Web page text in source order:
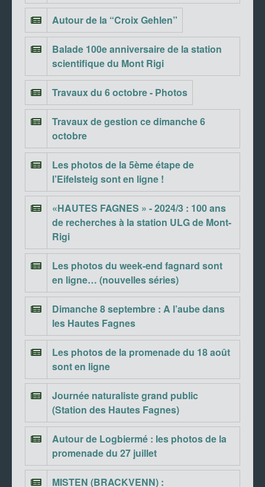
Autour de la “Croix Gehlen”
Balade 100e anniversaire de la station
scientifique du Mont Rigi
Travaux du 6 octobre - Photos
Travaux de gestion ce dimanche 6
octobre
Les photos de la 5ème étape de
l’Eifelsteig sont en ligne !
«HAUTES FAGNES » - 2024/3 : 100 ans
de recherches à la station ULG de Mont-
Rigi
Les photos du week-end fagnard sont
en ligne… (nouvelles séries)
Dimanche 8 septembre : A l’aube dans
les Hautes Fagnes
Les photos de la promenade du 18 août
sont en ligne
Journée naturaliste grand public
(Station des Hautes Fagnes)
Autour de Logbiermé : les photos de la
promenade du 27 juillet
MISTEN (BRACKVENN) :